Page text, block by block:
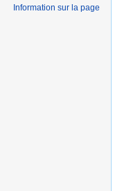
Information sur la page